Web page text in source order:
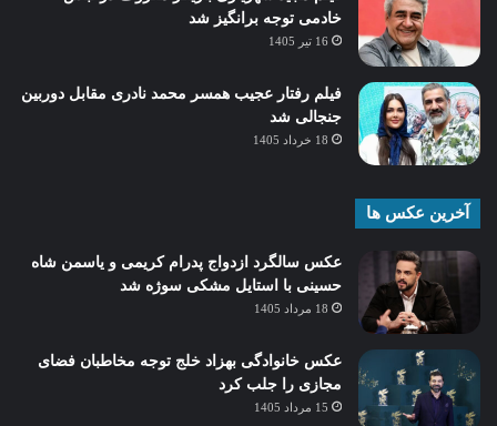
خادمی توجه برانگیز شد
16 تیر 1405
فیلم رفتار عجیب همسر محمد نادری مقابل دوربین
جنجالی شد
18 خرداد 1405
آخرین عکس ها
عکس سالگرد ازدواج پدرام کریمی و یاسمن شاه‌
حسینی با استایل مشکی سوژه شد
18 مرداد 1405
عکس خانوادگی بهزاد خلج توجه مخاطبان فضای
مجازی را جلب کرد
15 مرداد 1405